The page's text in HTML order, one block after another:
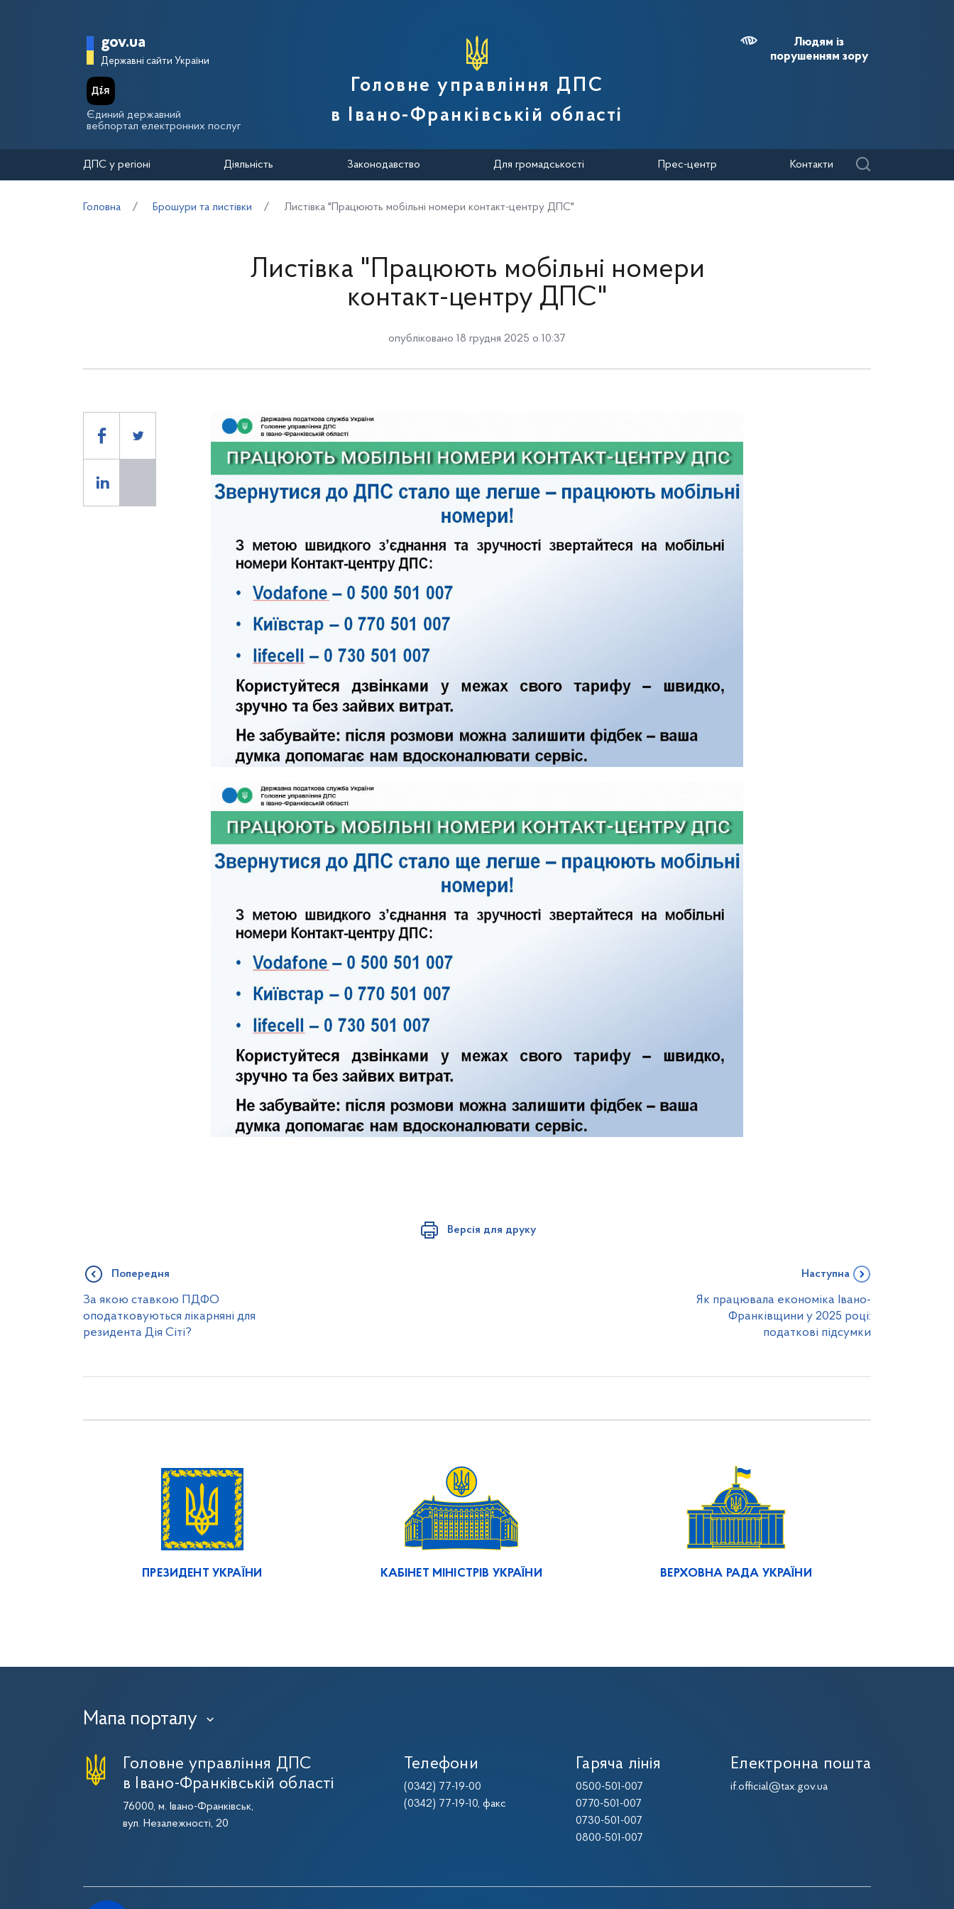
Головна сторінка Державної податкової служби України
gov.ua
Державні сайти України
Єдиний державний
вебпортал електронних послуг
Головне управління ДПС
в Івано-Франківській області
Людям із
порушенням зору
ДПС у регіоні Діяльність Законодавство Для громадськості Прес-центр Контакти
Головна Брошури та листівки Листівка "Працюють мобільні номери контакт-центру ДПС"
Листівка "Працюють мобільні номери
контакт-центру ДПС"
опубліковано 18 грудня 2025 о 10:37
Версія для друку
Попередня
За якою ставкою ПДФО
оподатковуються лікарняні для
резидента Дія Сіті?
Наступна
Як працювала економіка Івано-
Франківщини у 2025 році:
податкові підсумки
ПРЕЗИДЕНТ УКРАЇНИ КАБІНЕТ МІНІСТРІВ УКРАЇНИ ВЕРХОВНА РАДА УКРАЇНИ
Мапа порталу ›
Головне управління ДПС
в Івано-Франківській області
76000, м. Івано-Франківськ,
вул. Незалежності, 20
Телефони
(0342) 77-19-00
(0342) 77-19-10, факс
Гаряча лінія
0500-501-007
0770-501-007
0730-501-007
0800-501-007
Електронна пошта
if.official@tax.gov.ua